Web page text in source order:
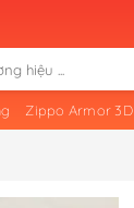
Zippo Armor 3D